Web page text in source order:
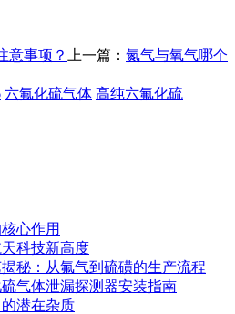
意事项？ 上一篇： 氮气与氧气哪个
六氟化硫气体 高纯六氟化硫
心作用
科技新高度
秘：从氟气到硫磺的生产流程
气体泄漏探测器安装指南
潜在杂质